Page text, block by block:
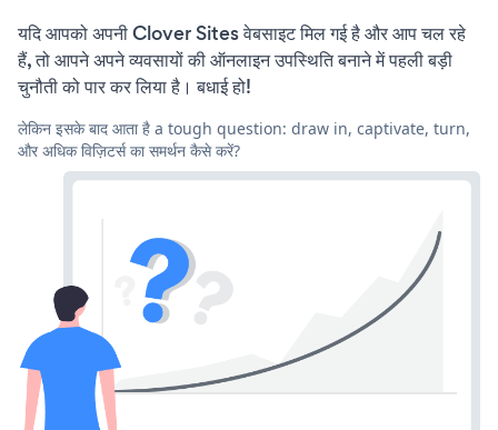
यदि आपको अपनी Clover Sites वेबसाइट मिल गई है और आप चल रहे
हैं, तो आपने अपने व्यवसायों की ऑनलाइन उपस्थिति बनाने में पहली बड़ी
चुनौती को पार कर लिया है। बधाई हो!
लेकिन इसके बाद आता है a tough question: draw in, captivate, turn,
और अधिक विज़िटर्स का समर्थन कैसे करें?